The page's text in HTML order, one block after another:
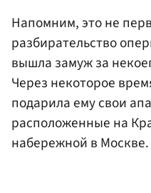
Напомним, это не
разбирательство
вышла замуж за
Через некоторое
подарила ему свои
расположенные на
набережной в Москве.